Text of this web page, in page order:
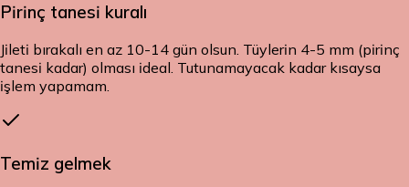
Pirinç tanesi kuralı
Jileti bırakalı en az 10-14 gün olsun. Tüylerin 4-5 mm (pirinç
tanesi kadar) olması ideal. Tutunamayacak kadar kısaysa
işlem yapamam.
Temiz gelmek